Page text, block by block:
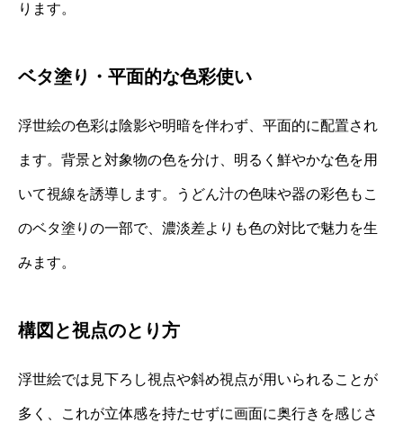
ります。
ベタ塗り・平面的な色彩使い
浮世絵の色彩は陰影や明暗を伴わず、平面的に配置され
ます。背景と対象物の色を分け、明るく鮮やかな色を用
いて視線を誘導します。うどん汁の色味や器の彩色もこ
のベタ塗りの一部で、濃淡差よりも色の対比で魅力を生
みます。
構図と視点のとり方
浮世絵では見下ろし視点や斜め視点が用いられることが
多く、これが立体感を持たせずに画面に奥行きを感じさ